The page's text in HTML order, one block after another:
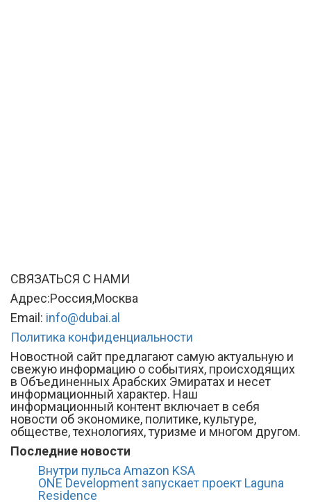
СВЯЗАТЬСЯ С НАМИ
Адрес:Россия,Москва
Email: info@dubai.al
Политика конфиденциальности
Новостной сайт предлагают самую актуальную и
свежую информацию о событиях, происходящих
в Объединенных Арабских Эмиратах и несет
информационный характер. Наш
информационный контент включает в себя
новости об экономике, политике, культуре,
обществе, технологиях, туризме и многом другом.
Последние новости
Внутри пульса Amazon KSA
ONE Development запускает проект Laguna
Residence